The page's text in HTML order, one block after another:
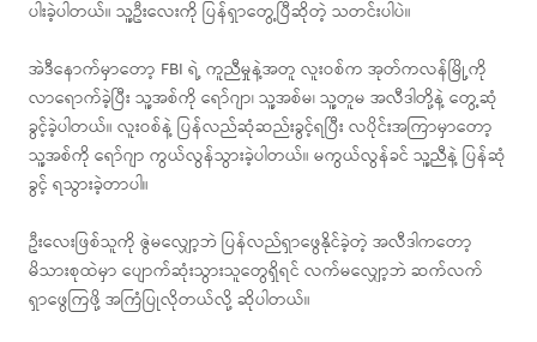
ပါးခဲ့ပါတယ်။ သူ့ဦးလေးကို ပြန်ရှာတွေ့ပြီဆိုတဲ့ သတင်းပါပဲ။
အဲဒီနောက်မှာတော့ FBI ရဲ့ ကူညီမှုနဲ့အတူ လူးဝစ်က အုတ်ကလန်မြို့ကို
လာရောက်ခဲ့ပြီး သူ့အစ်ကို ရော်ဂျာ၊ သူ့အစ်မ၊ သူ့တူမ အလီဒါတို့နဲ့ တွေ့ဆုံ
ခွင့်ခဲ့ပါတယ်။ လူးဝစ်နဲ့ ပြန်လည်ဆုံဆည်းခွင့်ရပြီး လပိုင်းအကြာမှာတော့
သူ့အစ်ကို ရော်ဂျာ ကွယ်လွန်သွားခဲ့ပါတယ်။ မကွယ်လွန်ခင် သူ့ညီနဲ့ ပြန်ဆုံ
ခွင့် ရသွားခဲ့တာပါ။
ဦးလေးဖြစ်သူကို ဇွဲမလျှော့ဘဲ ပြန်လည်ရှာဖွေနိုင်ခဲ့တဲ့ အလီဒါကတော့
မိသားစုထဲမှာ ပျောက်ဆုံးသွားသူတွေရှိရင် လက်မလျှော့ဘဲ ဆက်လက်
ရှာဖွေကြဖို့ အကြံပြုလိုတယ်လို့ ဆိုပါတယ်။